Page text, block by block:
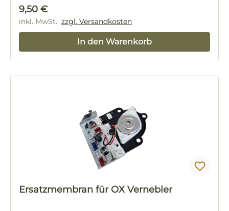
Regulärer Preis:
9,50 €
inkl. MwSt. zzgl. Versandkosten
In den Warenkorb
Ersatzmembran für OX Vernebler